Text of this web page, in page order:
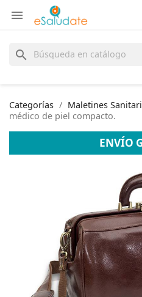

search
Categorías Maletines
médico de piel compacto.
ENVÍO